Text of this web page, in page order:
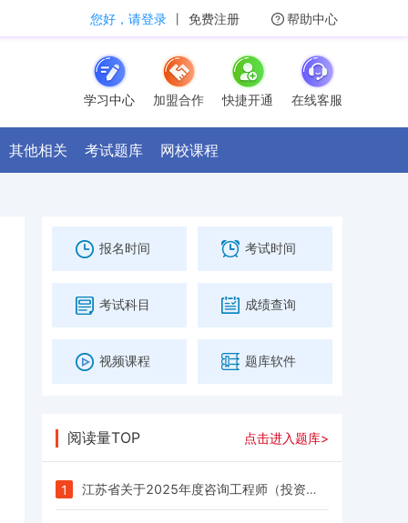
您好，请登录 丨 免费注册 帮助中心
学习中心 加盟合作 快捷开通 在线客服
其他相关 考试题库 网校课程
报名时间 考试时间
考试科目 成绩查询
视频课程 题库软件
阅读量TOP 点击进入题库>
1 江苏省关于2025年度咨询工程师（投资）职业资格考试考务工作有关事项的通知